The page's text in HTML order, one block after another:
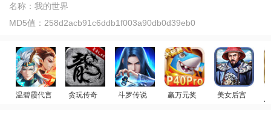
名称： 我的世界
MD5值： 258d2acb91c6ddb1f003a90db0d39eb0
温碧霞代言
贪玩传奇
斗罗传说
赢万元奖
美女后宫